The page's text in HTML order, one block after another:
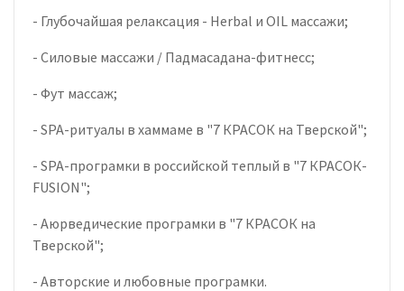
- Глубочайшая релаксация - Herbal и OIL массажи;
- Силовые массажи / Падмасадана-фитнесс;
- Фут массаж;
- SPA-ритуалы в хаммаме в "7 КРАСОК на Тверской";
- SPA-програмки в российской теплый в "7 КРАСОК-
FUSION";
- Аюрведические програмки в "7 КРАСОК на
Тверской";
- Авторские и любовные програмки.